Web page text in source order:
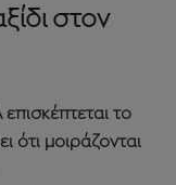
στον
το
ότι μοιράζονται